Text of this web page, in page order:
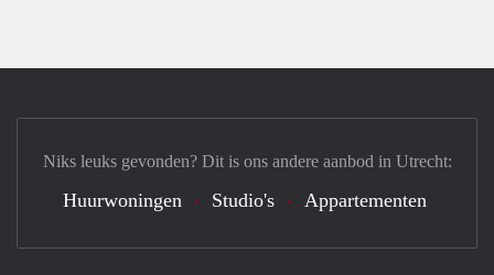
Niks leuks gevonden? Dit is ons andere aanbod in Utrecht:
Huurwoningen Studio's Appartementen